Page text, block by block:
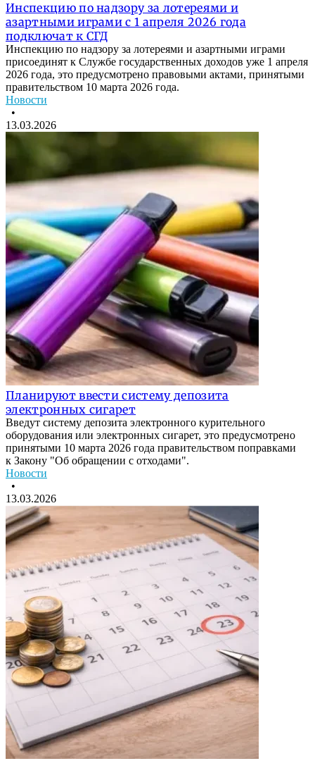
Инспекцию по надзору за лотереями и
азартными играми с 1 апреля 2026 года
подключат к СГД
Инспекцию по надзору за лотереями и азартными играми
присоединят к Службе государственных доходов уже 1 апреля
2026 года, это предусмотрено правовыми актами, принятыми
правительством 10 марта 2026 года.
Новости
•
13.03.2026
Планируют ввести систему депозита
электронных сигарет
Введут систему депозита электронного курительного
оборудования или электронных сигарет, это предусмотрено
принятыми 10 марта 2026 года правительством поправками
к Закону "Об обращении с отходами".
Новости
•
13.03.2026